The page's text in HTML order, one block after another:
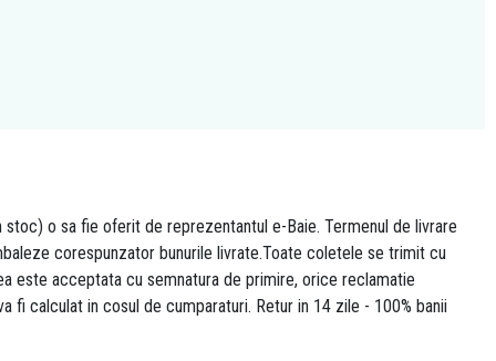
o sa fie oferit de reprezentantul e-Baie. Termenul de livrare
corespunzator bunurile livrate.Toate coletele se trimit cu
este acceptata cu semnatura de primire, orice reclamatie
fi calculat in cosul de cumparaturi. Retur in 14 zile - 100% banii